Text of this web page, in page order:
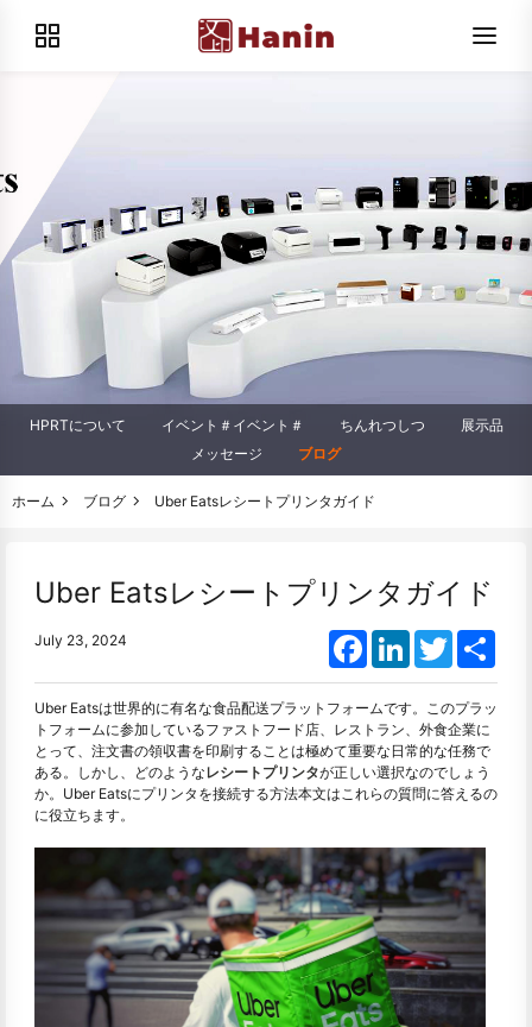
HPRTについて イベント＃イベント＃ ちんれつしつ
展示品
メッセージ
ブログ
ホーム ブログ Uber Eatsレシートプリンタガイド
Uber Eatsレシートプリンタガイド
July 23, 2024 FacebookLinkedInTwitter
Uber Eatsは世界的に有名な食品配送プラットフォームです。このプラッ
トフォームに参加しているファストフード店、レストラン、外食企業に
とって、注文書の領収書を印刷することは極めて重要な日常的な任務で
ある。しかし、どのようなレシートプリンタが正しい選択なのでしょう
か。Uber Eatsにプリンタを接続する方法本文はこれらの質問に答えるの
に役立ちます。